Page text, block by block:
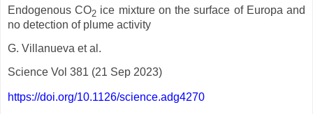
EndogenousCO2 ice mixture on the surface of Europa and
no detection of plume activity
G. Villanueva et al.
Science Vol 381 (21 Sep 2023)
https://doi.org/10.1126/science.adg4270